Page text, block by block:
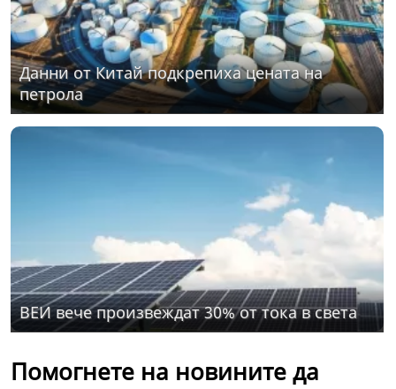
Данни от Китай подкрепиха цената на
петрола
ВЕИ вече произвеждат 30% от тока в света
Помогнете на новините да